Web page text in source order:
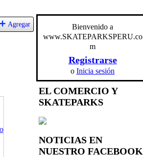
Agregar
Bienvenido a
www.SKATEPARKSPERU.co
m
Registrarse
o Inicia sesión
EL COMERCIO Y
SKATEPARKS
NOTICIAS EN
NUESTRO FACEBOOK